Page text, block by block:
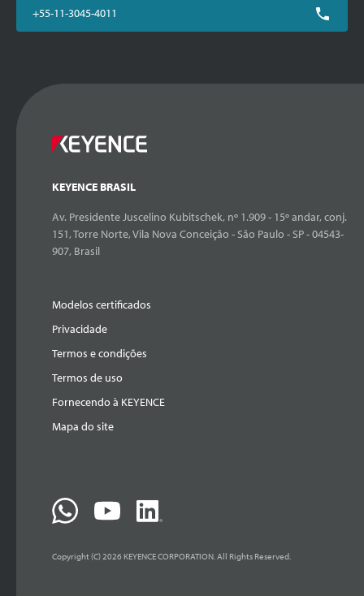
+55-11-3045-4011
KEYENCE BRASIL
Av. Presidente Juscelino Kubitschek, nº 1.909 - 15º andar, conj.
151, Torre Norte, Vila Nova Conceição - São Paulo - SP - 04543-
907, Brasil
Modelos certificados
Privacidade
Termos e condições
Termos de uso
Fornecendo à KEYENCE
Mapa do site
Copyright (C) 2026 KEYENCE CORPORATION. All Rights Reserved.